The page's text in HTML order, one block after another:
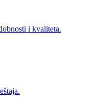
i kvaliteta.